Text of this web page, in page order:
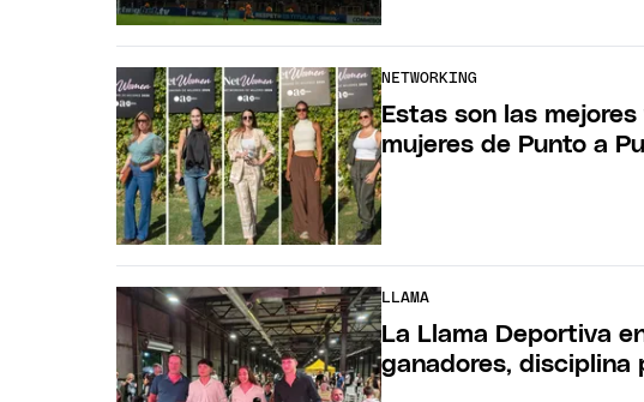
NETWORKING
Estas son las
mujeres de Punto a
LLAMA
La Llama Deportiva
ganadores, disciplina